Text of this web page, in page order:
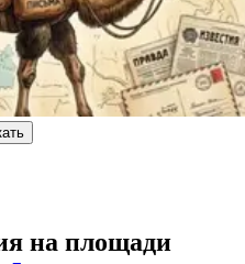
на площади